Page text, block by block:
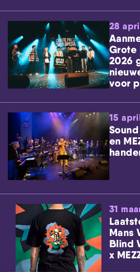
28
Grote
2026
voor
15
en
31
Mans
Blind
x